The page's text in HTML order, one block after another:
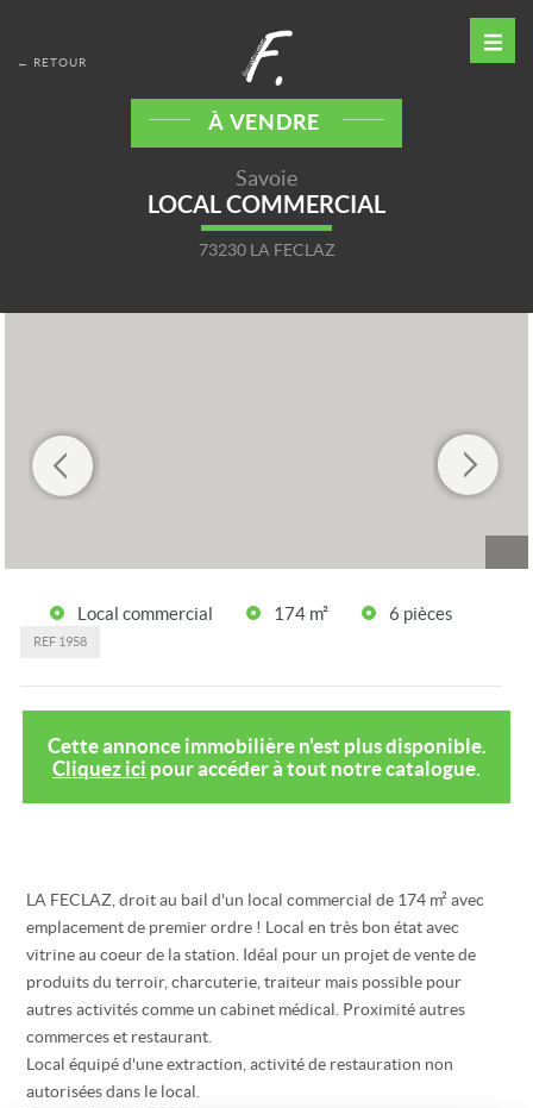
← RETOUR
À VENDRE
Savoie
LOCAL COMMERCIAL
73230 LA FECLAZ
Local commercial 174 m² 6 pièces
REF 1958
Cette annonce immobilière n'est plus disponible.
Cliquez ici pour accéder à tout notre catalogue.
LA FECLAZ, droit au bail d'un local commercial de 174 m² avec
emplacement de premier ordre ! Local en très bon état avec
vitrine au coeur de la station. Idéal pour un projet de vente de
produits du terroir, charcuterie, traiteur mais possible pour
autres activités comme un cabinet médical. Proximité autres
commerces et restaurant.
Local équipé d'une extraction, activité de restauration non
autorisées dans le local.